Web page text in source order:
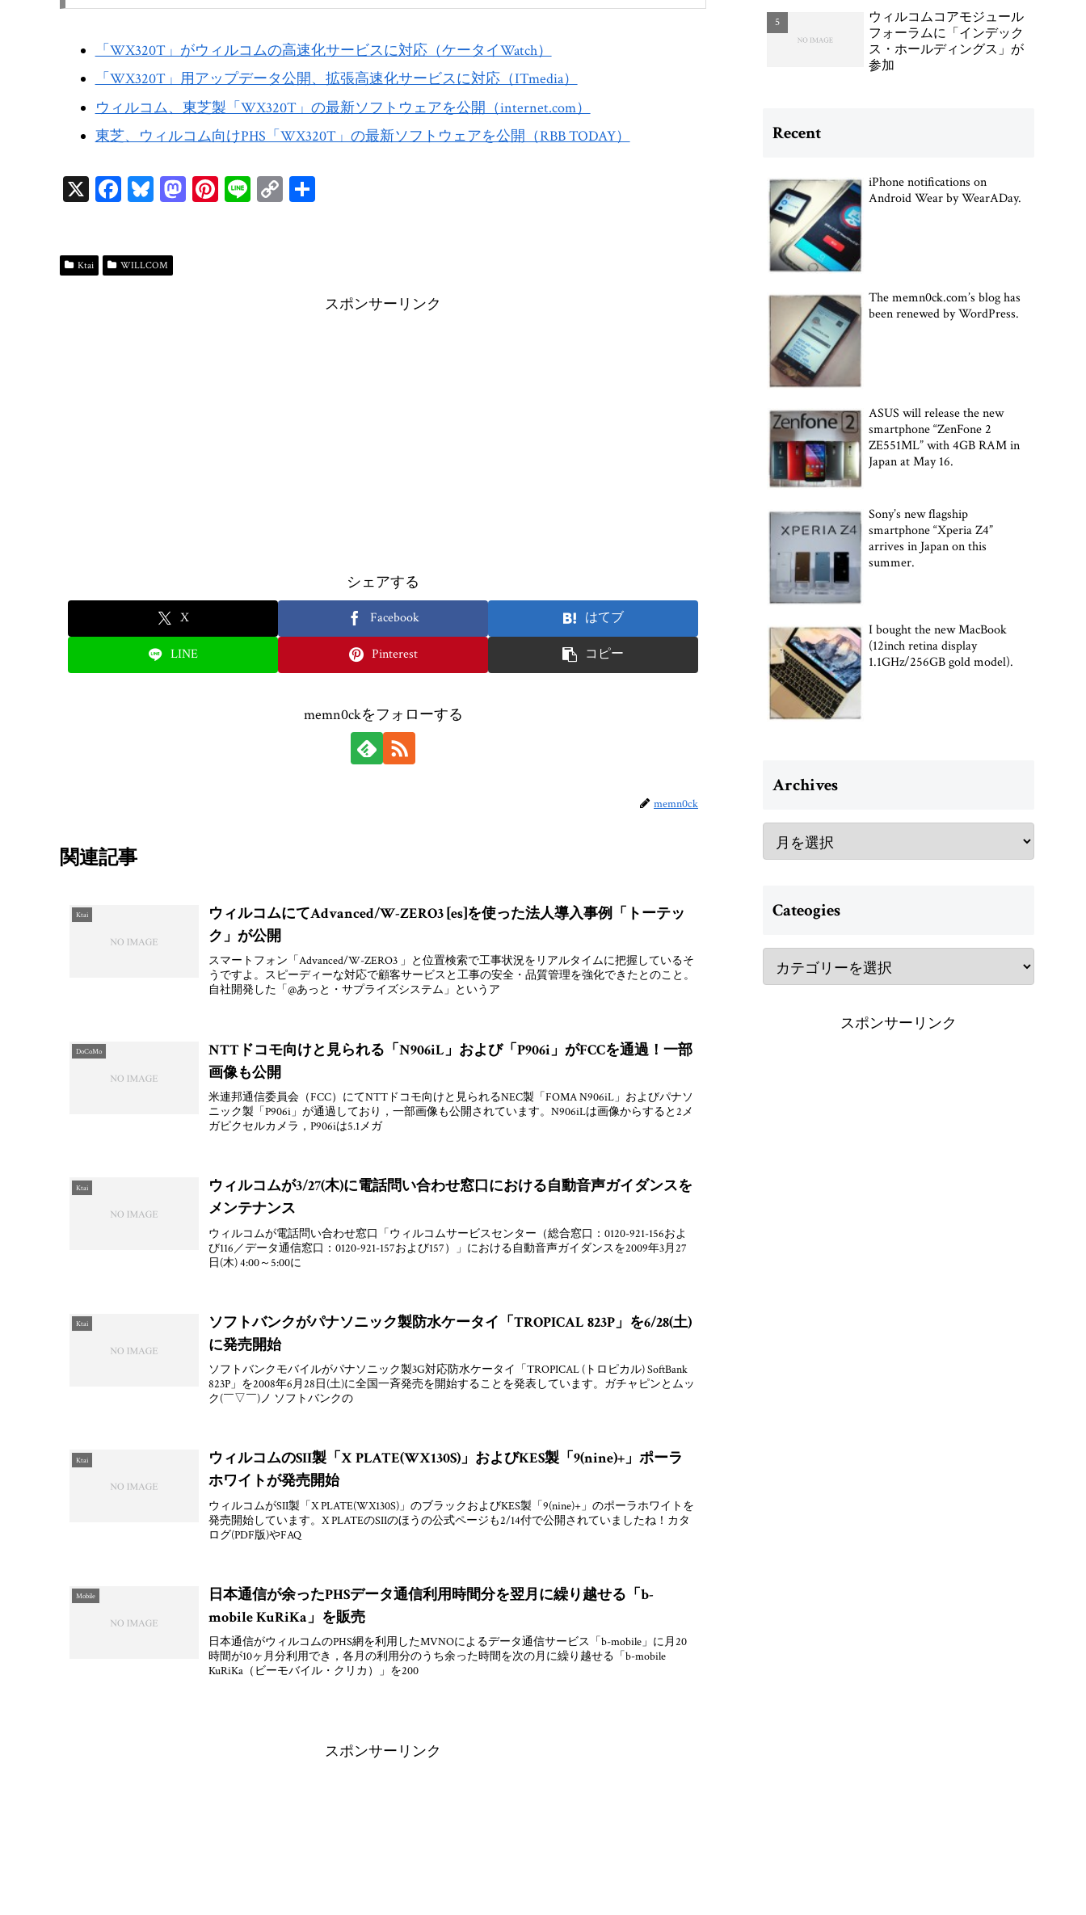
「WX320T」がウィルコムの高速化サービスに対応（ケータイWatch）
「WX320T」用アップデータ公開、拡張高速化サービスに対応（ITmedia）
ウィルコム、東芝製「WX320T」の最新ソフトウェアを公開（internet.com）
東芝、ウィルコム向けPHS「WX320T」の最新ソフトウェアを公開（RBB TODAY）
X Fa
ok
Bl
y
M Pi Li C
Ktai WILLCOM
スポンサーリンク
シェアする
X Facebook はてブ
LINE Pinterest コピー
memn0ckをフォローする
memn0ck
関連記事
Ktai
ウィルコムにてAdvanced/W-ZERO3 [es]を使った法人導入事例「トーテッ
ク」が公開
スマートフォン「Advanced/W-ZERO3 」と位置検索で工事状況をリアルタイムに把握しているそ
うですよ。スピーディーな対応で顧客サービスと工事の安全・品質管理を強化できたとのこと。
自社開発した「@あっと・サプライズシステム」というア
DoCoMo
NTTドコモ向けと見られる「N906iL」および「P906i」がFCCを通過！一部
画像も公開
米連邦通信委員会（FCC）にてNTTドコモ向けと見られるNEC製「FOMA N906iL」およびパナソ
ニック製「P906i」が通過しており，一部画像も公開されています。N906iLは画像からすると2メ
ガピクセルカメラ，P906iは5.1メガ
Ktai
ウィルコムが3/27(木)に電話問い合わせ窓口における自動音声ガイダンスを
メンテナンス
ウィルコムが電話問い合わせ窓口「ウィルコムサービスセンター（総合窓口：0120-921-156およ
び116／データ通信窓口：0120-921-157および157）」における自動音声ガイダンスを2009年3月27
日(木) 4:00～5:00に
Ktai
ソフトバンクがパナソニック製防水ケータイ「TROPICAL 823P」を6/28(土)
に発売開始
ソフトバンクモバイルがパナソニック製3G対応防水ケータイ「TROPICAL (トロピカル) SoftBank
823P」を2008年6月28日(土)に全国一斉発売を開始することを発表しています。ガチャピンとムッ
ク(￣▽￣)ノ ソフトバンクの
Ktai
ウィルコムのSII製「X PLATE(WX130S)」およびKES製「9(nine)+」ポーラ
ホワイトが発売開始
ウィルコムがSII製「X PLATE(WX130S)」のブラックおよびKES製「9(nine)+」のポーラホワイトを
発売開始しています。X PLATEのSIIのほうの公式ページも2/14付で公開されていましたね！カタ
ログ(PDF版)やFAQ
Mobile
日本通信が余ったPHSデータ通信利用時間分を翌月に繰り越せる「b-
mobile KuRiKa」を販売
日本通信がウィルコムのPHS網を利用したMVNOによるデータ通信サービス「b-mobile」に月20
時間が10ヶ月分利用でき，各月の利用分のうち余った時間を次の月に繰り越せる「b-mobile
KuRiKa（ビーモバイル・クリカ）」を200
スポンサーリンク
ウィルコムコアモジュール
フォーラムに「インデック
ス・ホールディングス」が
参加
Recent
iPhone notifications on
Android Wear by WearADay.
The memn0ck.com’s blog has
been renewed by WordPress.
ASUS will release the new
smartphone “ZenFone 2
ZE551ML” with 4GB RAM in
Japan at May 16.
Sony’s new flagship
smartphone “Xperia Z4”
arrives in Japan on this
summer.
I bought the new MacBook
(12inch retina display
1.1GHz/256GB gold model).
Archives
Cateogies
スポンサーリンク